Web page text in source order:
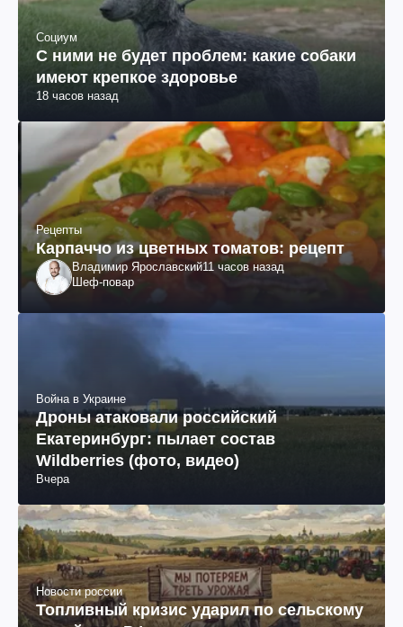
Социум
С ними не будет проблем: какие собаки
имеют крепкое здоровье
18 часов назад
Рецепты
Карпаччо из цветных томатов: рецепт
Владимир Ярославский11 часов назад
Шеф-повар
Война в Украине
Дроны атаковали российский
Екатеринбург: пылает состав
Wildberries (фото, видео)
Вчера
Новости россии
Топливный кризис ударил по сельскому